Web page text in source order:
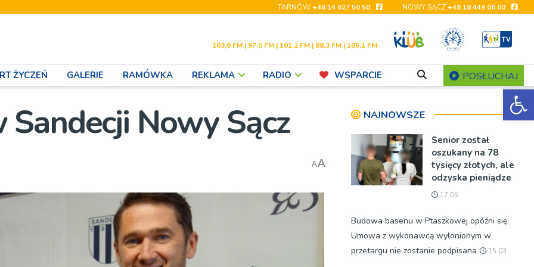
TARNÓW+48 14 627 50 50 NOWY SĄCZ+48 18 449 06 00
103,6 FM | 97,0 FM | 101,2 FM | 88,3 FM | 105,1 FM
ŻYCZEŃ GALERIE RAMÓWKA REKLAMA RADIO WSPARCIE POSŁUCHAJ
Nowy Sącz
AA
NAJNOWSZE
Senior został
oszukany na 78
tysięcy złotych, ale
odzyska pieniądze
17:05
Budowa basenu w Ptaszkowej opóźni się.
Umowa z wykonawcą wyłonionym w
przetargu nie zostanie podpisana
15:03